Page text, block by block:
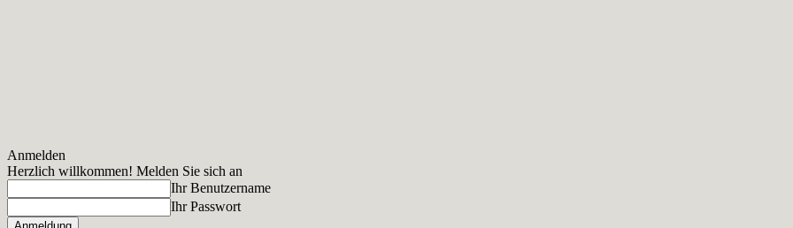
Anmelden
Herzlich willkommen! Melden Sie sich an
Ihr Benutzername
Ihr Passwort